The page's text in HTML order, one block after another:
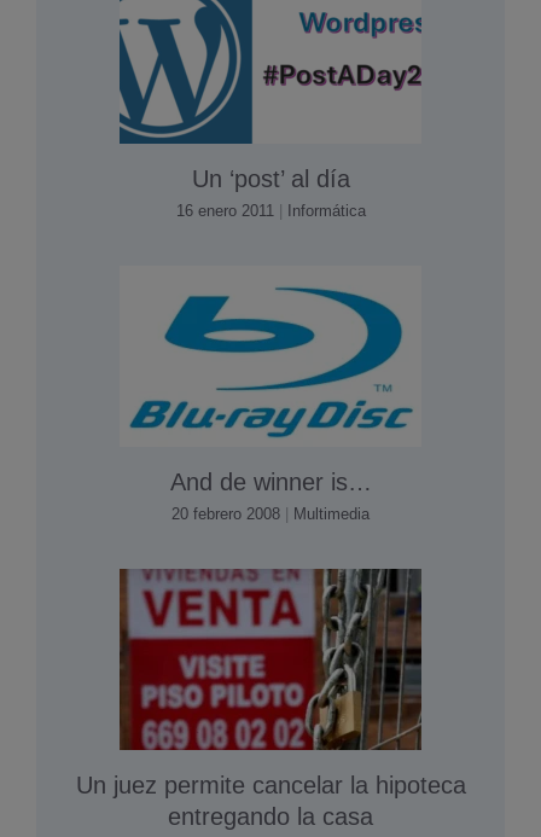
Un ‘post’ al dí­a
16 enero 2011 Informática
And de winner is…
20 febrero 2008 Multimedia
Un juez permite cancelar la hipoteca
entregando la casa